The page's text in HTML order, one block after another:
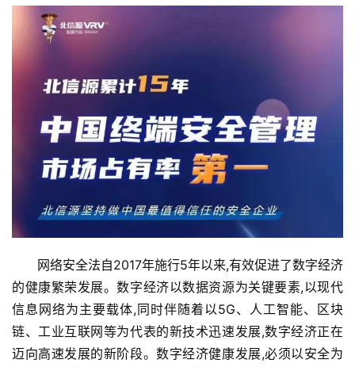
网络安全法自2017年施行5年以来,有效促进了数字经济
的健康繁荣发展。数字经济以数据资源为关键要素,以现代
信息网络为主要载体,同时伴随着以5G、人工智能、区块
链、工业互联网等为代表的新技术迅速发展,数字经济正在
迈向高速发展的新阶段。数字经济健康发展,必须以安全为